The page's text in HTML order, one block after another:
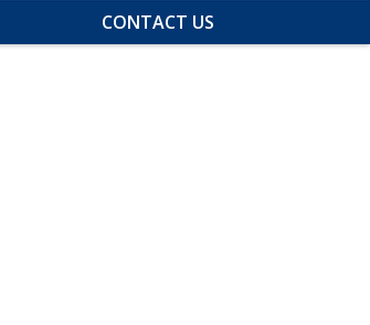
CONTACT US